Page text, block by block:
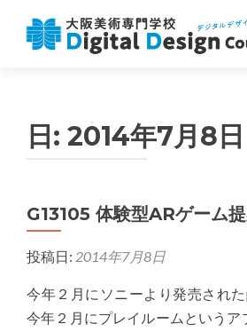
日: 2014年7月8日
G13105 体験型ARゲーム
投稿日: 2014年7月8日
今年２月にソニーより発売され
今年２月にプレイルームというア